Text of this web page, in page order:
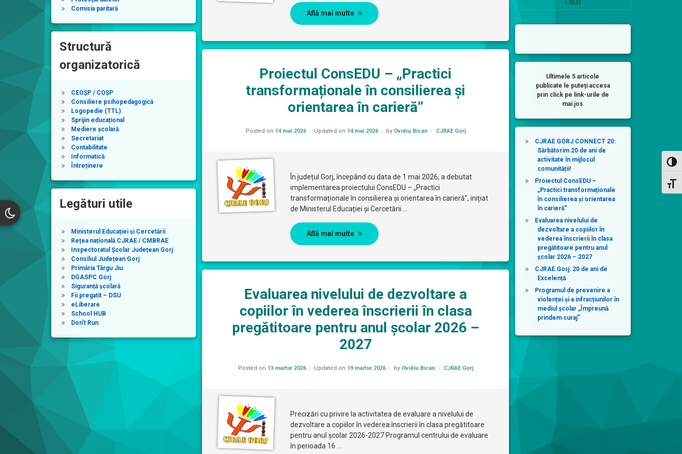
Află mai multe
Proiectul ConsEDU – „Practici
transformaționale în consilierea și
orientarea în carieră”
Posted on 14 mai 2026 Updated on 14 mai 2026 by Ovidiu Bican Categorii:
CJRAE Gorj
În județul Gorj, începând cu data de 1 mai 2026, a debutat
implementarea proiectului ConsEDU – „Practici
transformaționale în consilierea și orientarea în carieră”, inițiat
de Ministerul Educației și Cercetării …
Află mai multe
Evaluarea nivelului de dezvoltare a
copiilor în vederea înscrierii în clasa
pregătitoare pentru anul școlar 2026 –
2027
Posted on 13 martie 2026 Updated on 19 martie 2026 by Ovidiu Bican Categorii:
CJRAE Gorj
Precizări cu privire la activitatea de evaluare a nivelului de
dezvoltare a copiilor în vederea înscrierii în clasa pregătitoare
pentru anul școlar 2026-2027 Programul centrului de evaluare
în perioada 16 …
Comisia paritară
Structură
organizatorică
CEOȘP / COȘP
Consiliere psihopedagogică
Logopedie (TTL)
Sprijin educațional
Mediere școlară
Secretariat
Contabilitate
Informatică
Întreținere
Legături utile
Ministerul Educației și Cercetării
Rețea națională CJRAE / CMBRAE
Inspectoratul Școlar Județean Gorj
Consiliul Județean Gorj
Primăria Târgu Jiu
DGASPC Gorj
Siguranță școlară
Fii pregatit – DSU
eLiberare
School HUB
Don’t Run
« MAI
Ultimele 5 articole
publicate le puteți accesa
prin click pe link-urile de
mai jos
CJRAE GORJ CONNECT 20:
Sărbătorim 20 de ani de
activitate în mijlocul
comunității!
Proiectul ConsEDU –
„Practici transformaționale
în consilierea și orientarea
în carieră”
Evaluarea nivelului de
dezvoltare a copiilor în
vederea înscrierii în clasa
pregătitoare pentru anul
școlar 2026 – 2027
CJRAE Gorj: 20 de ani de
Excelență
Programul de prevenire a
violenței și a infracțiunilor în
mediul școlar „Împreună
prindem curaj”